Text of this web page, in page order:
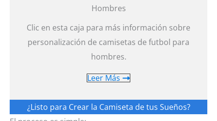
Hombres
Clic en esta caja para más información sobre
personalización de camisetas de futbol para
hombres.
Leer Más
¿Listo para Crear la Camiseta de tus Sueños?